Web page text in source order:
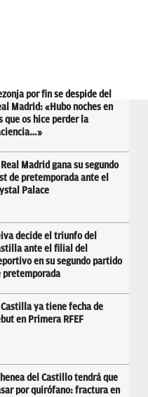
por fin se despide del
Madrid: «Hubo noches en
que os hice perder la
Real Madrid gana su segundo
de pretemporada ante el
Palace
decide el triunfo del
ante el filial del
en su segundo partido
pretemporada
Castilla ya tiene fecha de
en Primera RFEF
del Castillo tendrá que
por quirófano: fractura en